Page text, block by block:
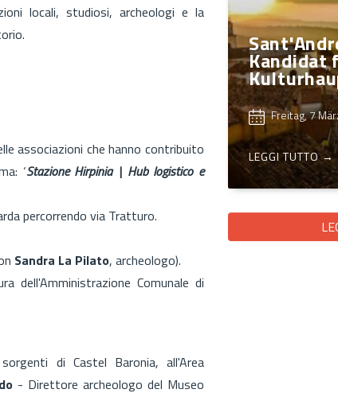
locali, studiosi, archeologi e la
associazioni che hanno contribuito
‘Stazione Hirpinia | Hub logistico e
percorrendo via Tratturo.
Sandra La Pilato, archeologo).
dell'Amministrazione Comunale di
di Castel Baronia, all'Area
- Direttore archeologo del Museo
Kandidat
Freitag, 7
LEGGI TUTTO →